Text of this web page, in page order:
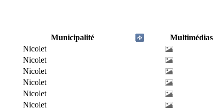
Municipalité
Multimédias
Nicolet
Nicolet
Nicolet
Nicolet
Nicolet
Nicolet